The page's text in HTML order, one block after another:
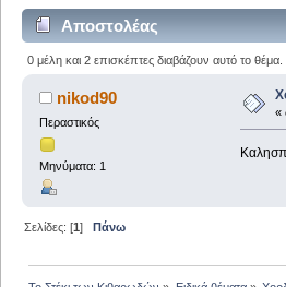
Αποστολέας
0 μέλη και 2 επισκέπτες διαβάζουν αυτό το θέμα.
nikod90
Περαστικός
Μηνύματα: 1
«
Σελίδες: [1]
Πάνω